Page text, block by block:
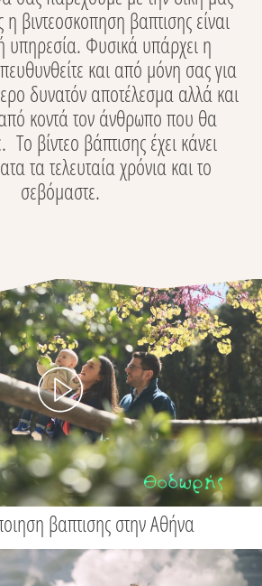
η βιντεοσκοπηση βαπτισης είναι
υπηρεσία. Φυσικά υπάρχει η
και από μόνη σας για
δυνατόν αποτέλεσμα αλλά και
κοντά τον άνθρωπο που θα
Το βίντεο βάπτισης έχει κάνει
τα τελευταία χρόνια και το
σεβόμαστε.
βαπτισης στην Αθήνα